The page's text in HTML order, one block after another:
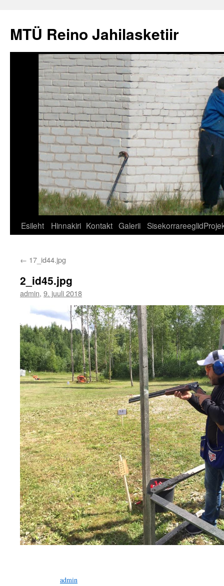
juurde
MTÜ Reino Jahilasketiir
Esileht Hinnakiri Kontakt Galerii Sisekorrareeglid
← 17_id44.jpg
2_id45.jpg
admin, 9. juuli 2018
admin